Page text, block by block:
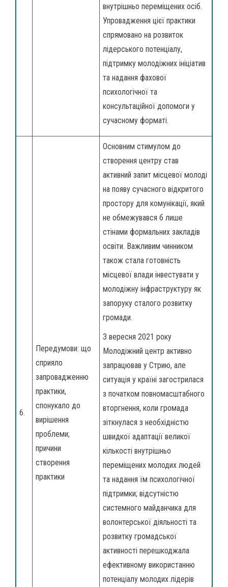
внутрішньо переміщених осіб.
Упровадження цієї практики
спрямовано на розвиток
лідерського потенціалу,
підтримку молодіжних ініціатив
та надання фахової
психологічної та
консультаційної допомоги у
сучасному форматі.
6.
Передумови: що
сприяло
запровадженню
практики,
спонукало до
вирішення
проблеми;
причини
створення
практики
Основним стимулом до
створення центру став
активний запит місцевої молоді
на появу сучасного відкритого
простору для комунікації, який
не обмежувався б лише
стінами формальних закладів
освіти. Важливим чинником
також стала готовність
місцевої влади інвестувати у
молодіжну інфраструктуру як
запоруку сталого розвитку
громади.
З вересня 2021 року
Молодіжний центр активно
запрацював у Стрию, але
ситуація у країні загострилася
з початком повномасштабного
вторгнення, коли громада
зіткнулася з необхідністю
швидкої адаптації великої
кількості внутрішньо
переміщених молодих людей
та надання їм психологічної
підтримки; відсутністю
системного майданчика для
волонтерської діяльності та
розвитку громадської
активності перешкоджала
ефективному використанню
потенціалу молодих лідерів